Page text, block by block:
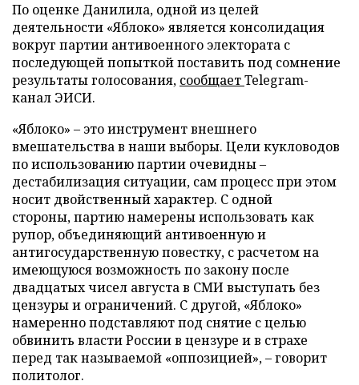
По оценке Данилила, одной из целей
деятельности «Яблоко» является консолидация
вокруг партии антивоенного электората с
последующей попыткой поставить под сомнение
результаты голосования, сообщаетTelegram-
канал ЭИСИ.
«Яблоко» – это инструмент внешнего
вмешательства в наши выборы. Цели кукловодов
по использованию партии очевидны –
дестабилизация ситуации, сам процесс при этом
носит двойственный характер. С одной
стороны, партию намерены использовать как
рупор, объединяющий антивоенную и
антигосударственную повестку, с расчетом на
имеющуюся возможность по закону после
двадцатых чисел августа в СМИ выступать без
цензуры и ограничений. С другой, «Яблоко»
намеренно подставляют под снятие с целью
обвинить власти России в цензуре и в страхе
перед так называемой «оппозицией», – говорит
политолог.